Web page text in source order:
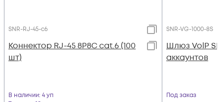
SNR-RJ-45-c6
Коннектор RJ-45 8P8C cat.6 (100
шт)
В наличии: 4 уп
SNR-VG-1000-8S
Шлюз VolP
аккаунтов
Под заказ